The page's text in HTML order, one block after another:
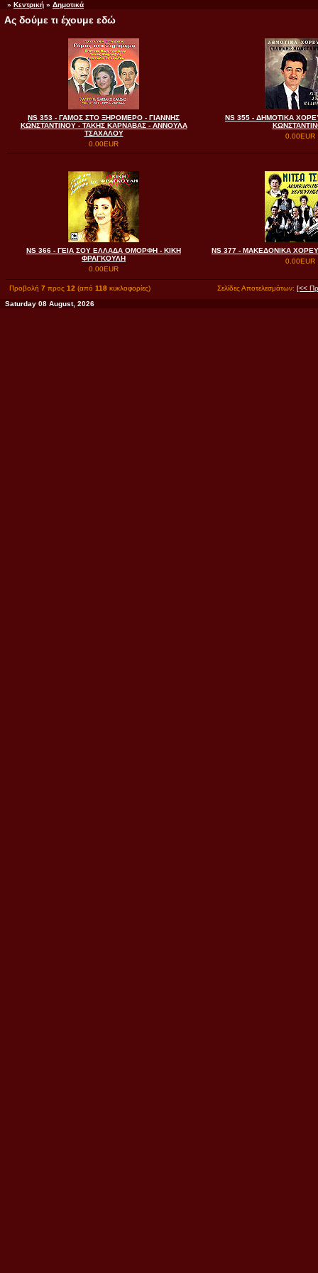
» Κεντρική » Δημοτικά
Ας δούμε τι έχουμε εδώ
NS 353 - ΓΑΜΟΣ ΣΤΟ ΞΗΡΟΜΕΡΟ - ΓΙΑΝΝΗΣ
ΚΩΝΣΤΑΝΤΙΝΟΥ - ΤΑΚΗΣ ΚΑΡΝΑΒΑΣ - ΑΝΝΟΥΛΑ
ΤΣΑΧΑΛΟΥ
0.00EUR
NS 355 - ΔΗΜΟΤΙΚΑ
0.00EUR
NS 366 - ΓΕΙΑ ΣΟΥ ΕΛΛΑΔΑ ΟΜΟΡΦΗ - KΙΚΗ
ΦΡΑΓΚΟΥΛΗ
0.00EUR
NS 377 - ΜΑΚΕΔΟΝΙΚΑ
0.00EUR
Προβολή 7 προς 12 (από 118 κυκλοφορίες) Σελίδες Αποτελεσμάτων: [<<
Saturday 08 August, 2026